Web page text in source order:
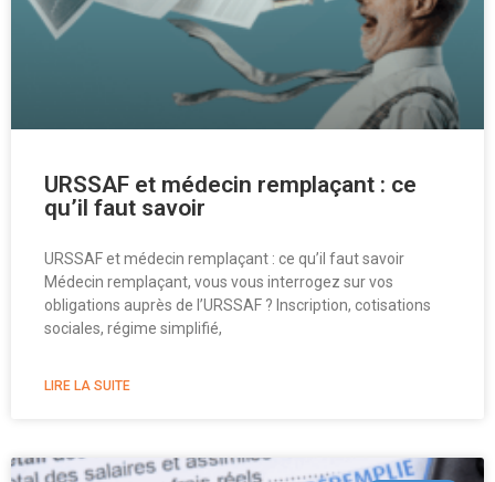
URSSAF et médecin remplaçant : ce
qu’il faut savoir
URSSAF et médecin remplaçant : ce qu’il faut savoir
Médecin remplaçant, vous vous interrogez sur vos
obligations auprès de l’URSSAF ? Inscription, cotisations
sociales, régime simplifié,
LIRE LA SUITE